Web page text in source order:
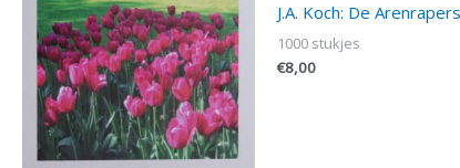
J.A. Koch: De Arenrapers
1000 stukjes
€8,00